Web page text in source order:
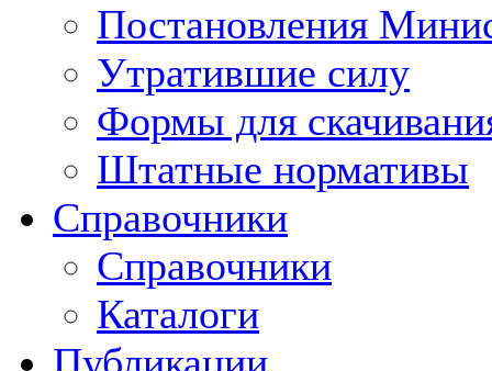
Постановления
Утратившие силу
Формы для
Штатные нормативы
Справочники
Справочники
Каталоги